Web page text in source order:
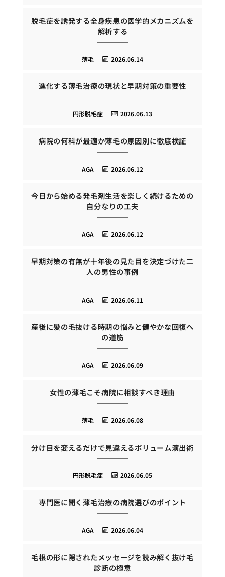
脱毛症を誘発する全身疾患の医学的メカニズムを
解析する
2026.06.14
薄毛
進化する薄毛治療の現状と早期対策の重要性
2026.06.13
円形脱毛症
病院の何科が最適か薄毛の原因別に徹底検証
2026.06.12
AGA
今日から始める発毛剤生活を楽しく続けるための
自分なりの工夫
2026.06.12
AGA
早期対策の有無が十年後の見た目を決定づけた二
人の男性の事例
2026.06.11
AGA
産後に髪の毛抜ける時期の悩みと健やかな回復へ
の道筋
2026.06.09
AGA
女性の薄毛こそ病院に相談すべき理由
2026.06.08
薄毛
分け目を変えるだけで見違えるボリューム演出術
2026.06.05
円形脱毛症
専門医に聞く薄毛治療の病院選びのポイント
2026.06.04
AGA
毛根の形に隠されたメッセージを読み解く抜け毛
診断の極意